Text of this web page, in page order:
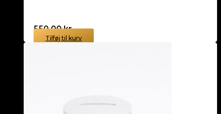
550,00kr.
Tilføj til kurv